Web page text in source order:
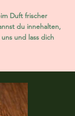
Duft frischer
du innehalten,
und lass dich